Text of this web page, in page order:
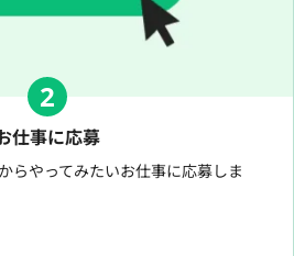
2
仕事に応募
らやってみたいお仕事に応募しま